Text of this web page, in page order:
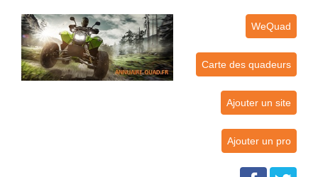
WeQuad
Carte des quadeurs
Ajouter un site
Ajouter un pro